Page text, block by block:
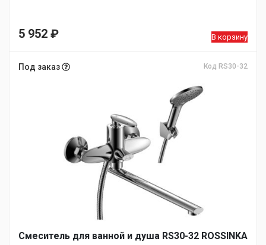
5 952 ₽ В корзину
Под заказ Код RS30-32
Смеситель для ванной и душа RS30-32 ROSSINKA